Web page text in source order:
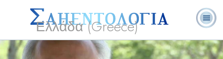
Ελλάδα (Greece)
Λ. Ρον
Χάμπαρντ
Εθελοντές
Λειτουργοί
Συχνές Ερωτήσεις
και Απαντήσεις
Βιβλία